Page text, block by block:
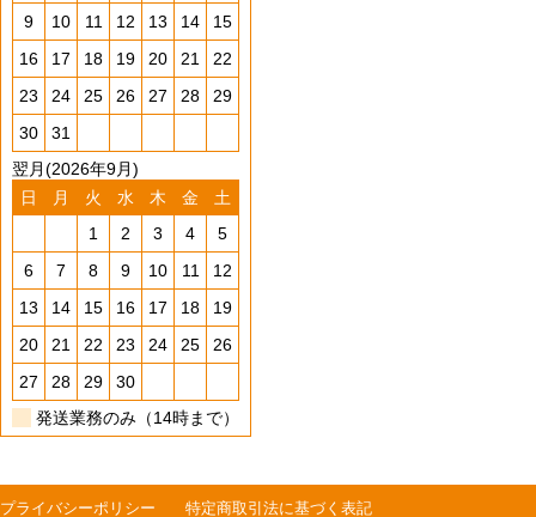
9
10 11 12 13 14
15
16
17 18 19 20 21
22
23
24 25 26 27 28
29
30
31
翌月(2026年9月)
日
月 火 水 木 金
土
1
2 3 4
5
6
7 8 9 10 11
12
13
14 15 16 17 18
19
20
21 22 23 24 25
26
27
28 29
30
発送業務のみ（14時まで）
プライバシーポリシー 特定商取引法に基づく表記